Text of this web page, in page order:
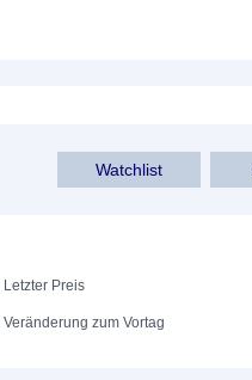
Watchlist
Letzter Preis
Veränderung zum Vortag